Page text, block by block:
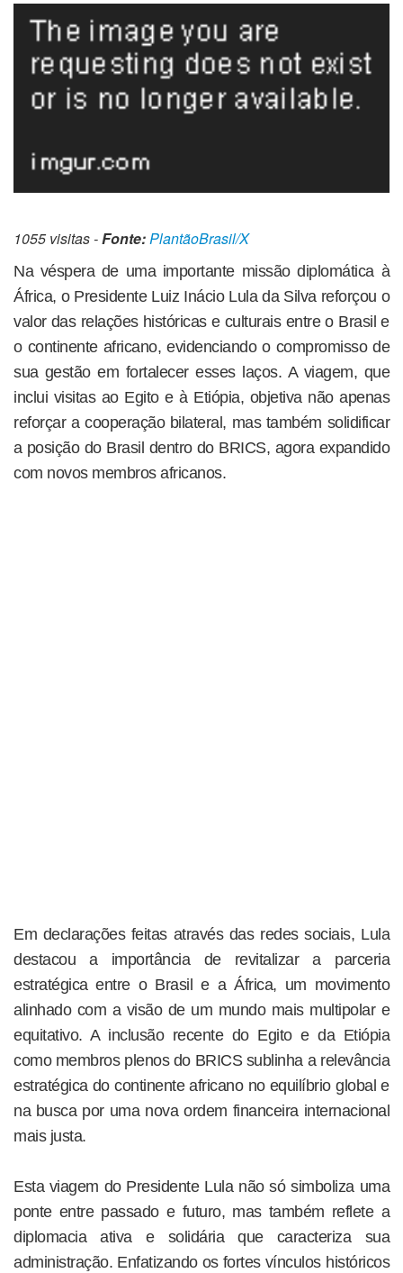
1055 visitas -Fonte:PlantãoBrasil/X
Na véspera de uma importante missão diplomática à
África, o Presidente Luiz Inácio Lula da Silva reforçou o
valor das relações históricas e culturais entre o Brasil e
o continente africano, evidenciando o compromisso de
sua gestão em fortalecer esses laços. A viagem, que
inclui visitas ao Egito e à Etiópia, objetiva não apenas
reforçar a cooperação bilateral, mas também solidificar
a posição do Brasil dentro do BRICS, agora expandido
com novos membros africanos.
Em declarações feitas através das redes sociais, Lula
destacou a importância de revitalizar a parceria
estratégica entre o Brasil e a África, um movimento
alinhado com a visão de um mundo mais multipolar e
equitativo. A inclusão recente do Egito e da Etiópia
como membros plenos do BRICS sublinha a relevância
estratégica do continente africano no equilíbrio global e
na busca por uma nova ordem financeira internacional
mais justa.
Esta viagem do Presidente Lula não só simboliza uma
ponte entre passado e futuro, mas também reflete a
diplomacia ativa e solidária que caracteriza sua
administração. Enfatizando os fortes vínculos históricos